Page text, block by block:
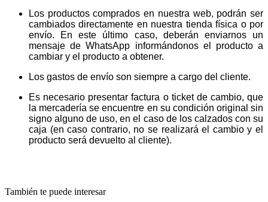
Los productos comprados en nuestra web, podrán ser
cambiados directamente en nuestra tienda física o por
envío. En este último caso, deberán enviarnos un
mensaje de WhatsApp informándonos el producto a
cambiar y el producto a obtener.
Los gastos de envío son siempre a cargo del cliente.
Es necesario presentar factura o ticket de cambio, que
la mercadería se encuentre en su condición original sin
signo alguno de uso, en el caso de los calzados con su
caja (en caso contrario, no se realizará el cambio y el
producto será devuelto al cliente).
También te puede interesar